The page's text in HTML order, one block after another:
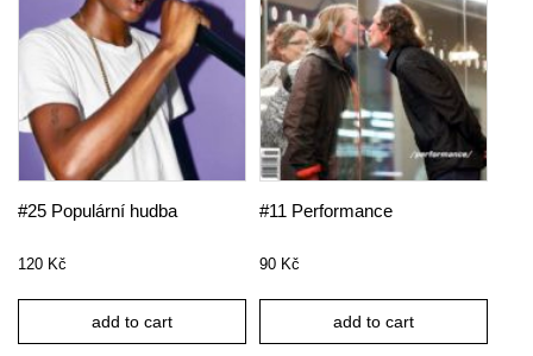
#25 Populární hudba
120 Kč
add to cart
#11 Performance
90 Kč
add to cart